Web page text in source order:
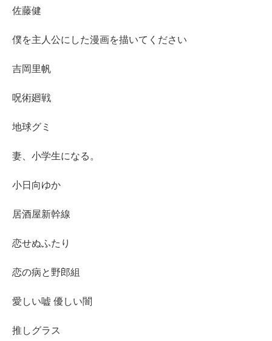
佐藤健
僕を主人公にした漫画を描いてください
吉岡里帆
呪術廻戦
地球グミ
妻、小学生になる。
小日向ゆか
居酒屋新幹線
恋せぬふたり
恋の病と野郎組
愛しい嘘 優しい闇
推しグラス